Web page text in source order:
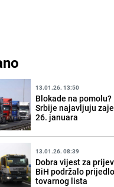
13.01.26. 13:50
Blokade na
Srbije najavljuju
26. januara
13.01.26. 08:39
Dobra vijest za
BiH podržalo
tovarnog lista